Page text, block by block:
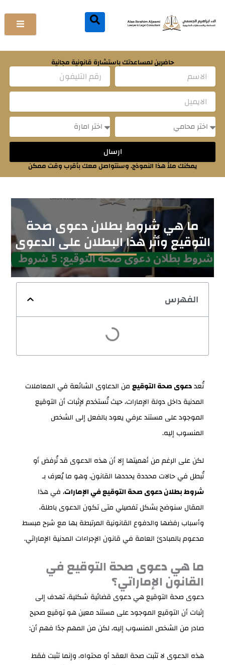
إلى
المحتوى
حاضرين لمساعدتك باستشارة قانونية مجانية
ارسال
يمكنك ملأ هذا النموذج. وسنتواصل معك بأقرب وقت ممكن
ما هي شروط بطلان دعوى صحة
التوقيع وأثر هذا البطلان على الدعوى
الفهرس
تُعددعوى صحة التوقيعمن الدعاوى الشائعة في المعاملات
المدنية داخل دولة الإمارات، حيث تُستخدم لإثبات أن التوقيع
الموجود على مستند عرفي يعود بالفعل إلى الشخص
المنسوب إليه.
لكن على الرغم من أهميتها إلا أن هذه الدعوى قد تُرفض أو
تُبطل في حالات محددة يحددها القانون، وهو ما يُعرف بـ
شروط بطلان دعوى صحة التوقيع في الإمارات، في هذا
المقال سنوضح بشكل تفصيلي متى تكون الدعوى باطلة،
وأسباب رفضها والدفوع القانونية المرتبطة بها مع شرح مبسط
مدعوم بالمبادئ العامة في قانون الإجراءات المدنية الإماراتي.
ما هي دعوى صحة التوقيع في
القانون الإماراتي؟
دعوى صحة التوقيع هي دعوى قضائية شكلية، تهدف إلى
إثبات أن التوقيع الموجود على مستند معين هو توقيع صحيح
صادر من الشخص المنسوب إليه، لكن من المهم جدًا فهم أن:
هذه الدعوى لا تثبت صحة العقد أو محتواه، وإنما تثبت فقط